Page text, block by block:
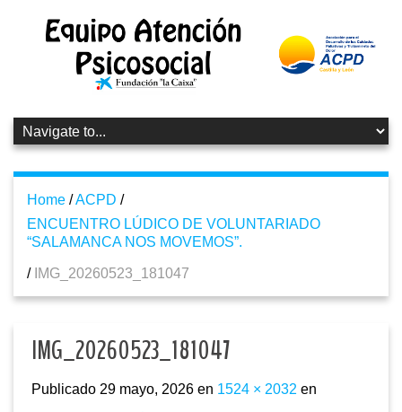
Home /ACPD /
ENCUENTRO LÚDICO DE VOLUNTARIADO
“SALAMANCA NOS MOVEMOS”.
/ IMG_20260523_181047
IMG_20260523_181047
Publicado 29 mayo, 2026 en 1524 × 2032 en